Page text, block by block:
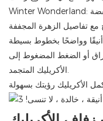
أو الضغط المضغوط إلى
الأكريليك المتجمد.